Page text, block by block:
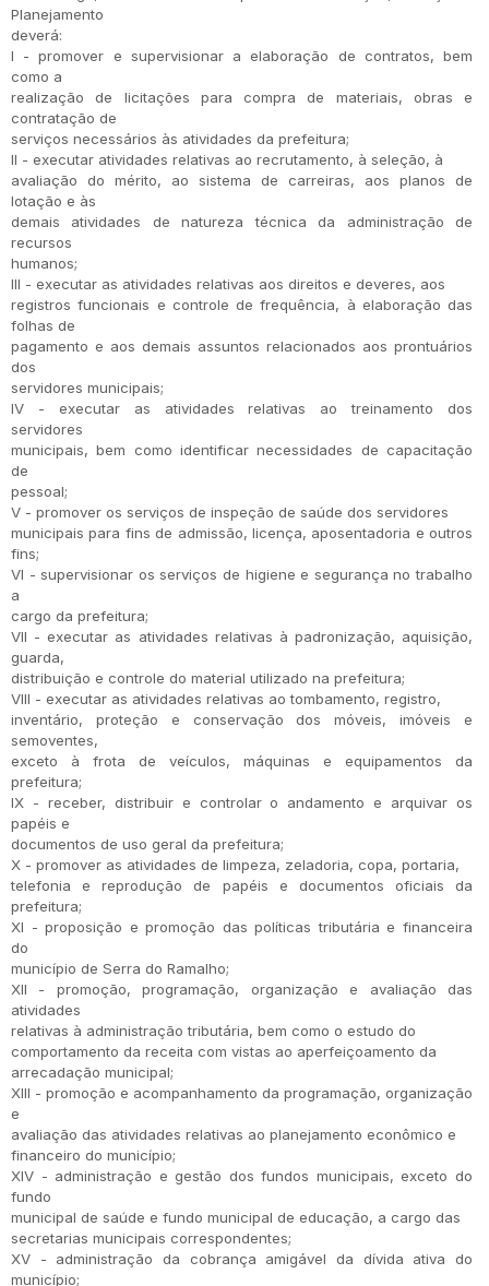
Planejamento
deverá:
I - promover e supervisionar a elaboração de contratos, bem
como a
realização de licitações para compra de materiais, obras e
contratação de
serviços necessários às atividades da prefeitura;
II - executar atividades relativas ao recrutamento, à seleção, à
avaliação do mérito, ao sistema de carreiras, aos planos de
lotação e às
demais atividades de natureza técnica da administração de
recursos
humanos;
III - executar as atividades relativas aos direitos e deveres, aos
registros funcionais e controle de frequência, à elaboração das
folhas de
pagamento e aos demais assuntos relacionados aos prontuários
dos
servidores municipais;
IV - executar as atividades relativas ao treinamento dos
servidores
municipais, bem como identificar necessidades de capacitação
de
pessoal;
V - promover os serviços de inspeção de saúde dos servidores
municipais para fins de admissão, licença, aposentadoria e outros
fins;
VI - supervisionar os serviços de higiene e segurança no trabalho
a
cargo da prefeitura;
VII - executar as atividades relativas à padronização, aquisição,
guarda,
distribuição e controle do material utilizado na prefeitura;
VIII - executar as atividades relativas ao tombamento, registro,
inventário, proteção e conservação dos móveis, imóveis e
semoventes,
exceto à frota de veículos, máquinas e equipamentos da
prefeitura;
IX - receber, distribuir e controlar o andamento e arquivar os
papéis e
documentos de uso geral da prefeitura;
X - promover as atividades de limpeza, zeladoria, copa, portaria,
telefonia e reprodução de papéis e documentos oficiais da
prefeitura;
XI - proposição e promoção das políticas tributária e financeira
do
município de Serra do Ramalho;
XII - promoção, programação, organização e avaliação das
atividades
relativas à administração tributária, bem como o estudo do
comportamento da receita com vistas ao aperfeiçoamento da
arrecadação municipal;
XIII - promoção e acompanhamento da programação, organização
e
avaliação das atividades relativas ao planejamento econômico e
financeiro do município;
XIV - administração e gestão dos fundos municipais, exceto do
fundo
municipal de saúde e fundo municipal de educação, a cargo das
secretarias municipais correspondentes;
XV - administração da cobrança amigável da dívida ativa do
município;